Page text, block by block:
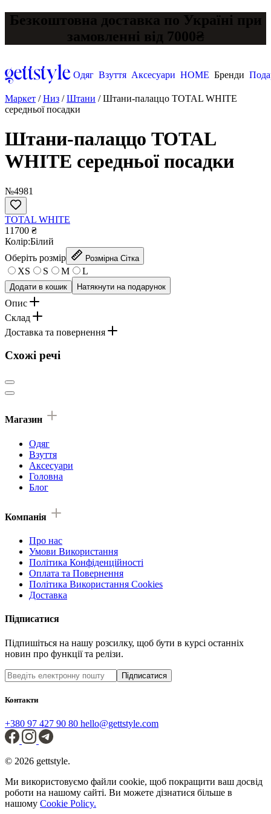
Безкоштовна доставка по Україні при
замовленні від 7000₴
Одяг Взуття Аксесуари HOME Бренди
Маркет /Низ /Штани /Штани-палаццо TOTAL WHITE
середньої посадки
Штани-палаццо TOTAL
WHITE середньої посадки
№4981
TOTAL WHITE
11700 ₴
Колір:Білий
Оберіть розмір
Розмірна Сітка
XS S M L
Додати в кошик Натякнути на подарунок
Опис
Склад
Доставка та повернення
Схожі речі
Магазин
Одяг
Взуття
Аксесуари
Головна
Блог
Компанія
Про нас
Умови Використання
Політика Конфіденційності
Оплата та Повернення
Політика Використання Cookies
Доставка
Підписатися
Підпишіться на нашу розсилку, щоб бути в курсі останніх
новин про функції та релізи.
Підписатися
Контакти
+380 97 427 90 80 hello@gettstyle.com
© 2026 gettstyle.
Ми використовуємо файли cookie, щоб покращити ваш досвід
роботи на нашому сайті. Ви можете дізнатися більше в
нашому Cookie Policy.